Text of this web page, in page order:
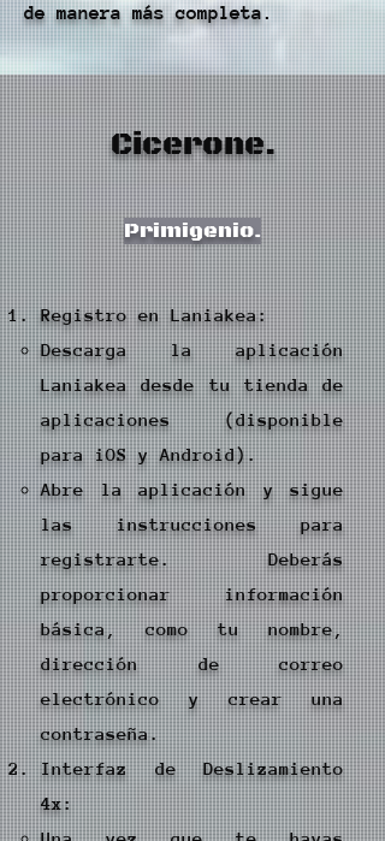
de manera más completa.
Cicerone.
Primigenio.
Registro en Laniakea:
Descarga la aplicación
Laniakea desde tu tienda de
aplicaciones (disponible
para iOS y Android).
Abre la aplicación y sigue
las instrucciones para
registrarte. Deberás
proporcionar información
básica, como tu nombre,
dirección de correo
electrónico y crear una
contraseña.
Interfaz de Deslizamiento
4x: